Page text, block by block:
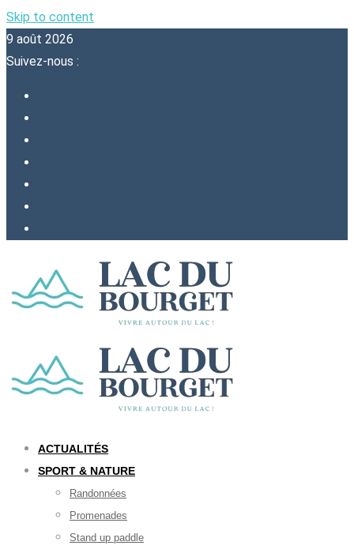
Skip to content
9 août 2026
Suivez-nous :
ACTUALITÉS
SPORT & NATURE
Randonnées
Promenades
Stand up paddle